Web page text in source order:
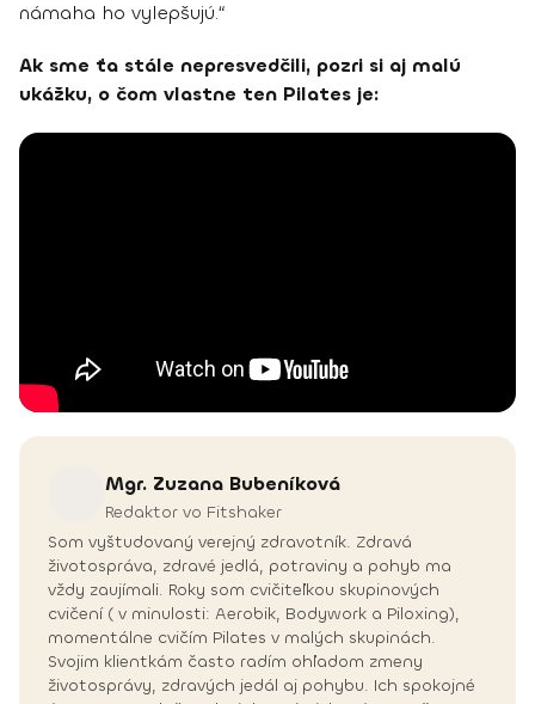
námaha ho vylepšujú.“
Ak sme ťa stále nepresvedčili, pozri si aj malú
ukážku, o čom vlastne ten Pilates je:
Mgr. Zuzana Bubeníková
Redaktor vo Fitshaker
Som vyštudovaný verejný zdravotník. Zdravá
životospráva, zdravé jedlá, potraviny a pohyb ma
vždy zaujímali. Roky som cvičiteľkou skupinových
cvičení ( v minulosti: Aerobik, Bodywork a Piloxing),
momentálne cvičím Pilates v malých skupinách.
Svojim klientkám často radím ohľadom zmeny
životosprávy, zdravých jedál aj pohybu. Ich spokojné